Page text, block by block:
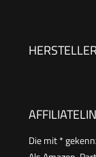
HERSTELLER
Die mit *